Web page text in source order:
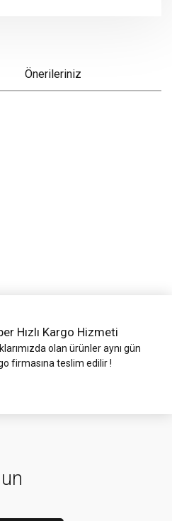
Önerileriniz
Hızlı Kargo Hizmeti
olan ürünler aynı gün
firmasına teslim edilir !